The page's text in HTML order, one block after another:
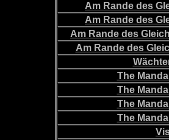
Am Rande des
Am Rande des
Am Rande des
Am Rande des
The
The
The
The